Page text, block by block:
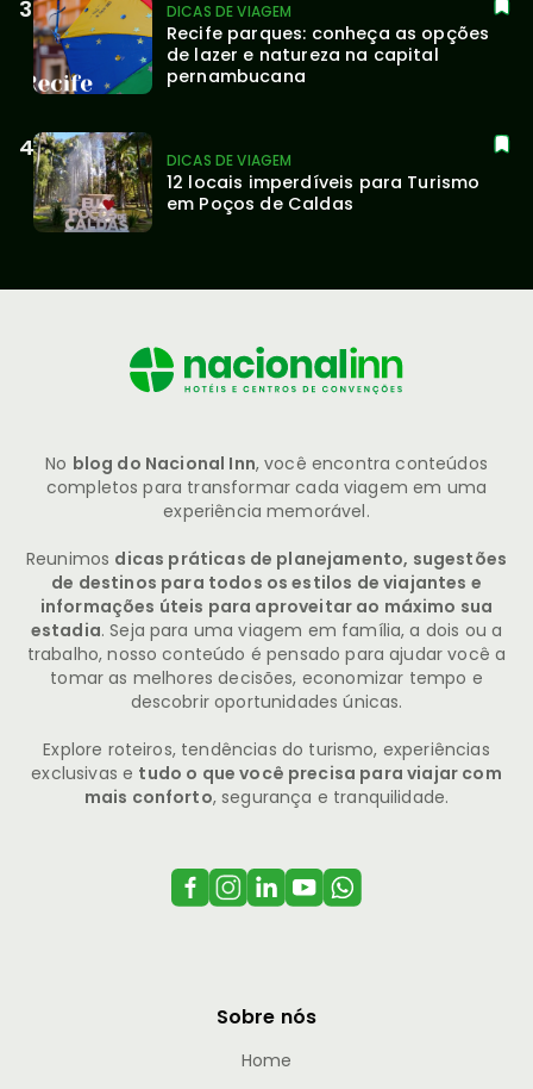
DICAS DE VIAGEM
Recife parques: conheça as opções
de lazer e natureza na capital
pernambucana
DICAS DE VIAGEM
12 locais imperdíveis para Turismo
em Poços de Caldas
No blog do Nacional Inn, você encontra conteúdos
completos para transformar cada viagem em uma
experiência memorável.
Reunimos dicas práticas de planejamento, sugestões
de destinos para todos os estilos de viajantes e
informações úteis para aproveitar ao máximo sua
estadia. Seja para uma viagem em família, a dois ou a
trabalho, nosso conteúdo é pensado para ajudar você a
tomar as melhores decisões, economizar tempo e
descobrir oportunidades únicas.
Explore roteiros, tendências do turismo, experiências
exclusivas e tudo o que você precisa para viajar com
mais conforto, segurança e tranquilidade.
Sobre nós
Home